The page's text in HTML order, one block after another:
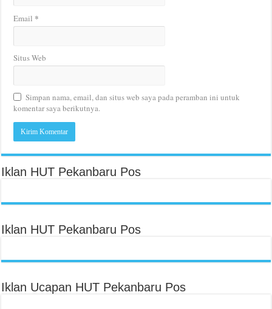
Email *
Situs Web
Simpan nama, email, dan situs web saya pada peramban ini untuk
komentar saya berikutnya.
Iklan HUT Pekanbaru Pos
Iklan HUT Pekanbaru Pos
Iklan Ucapan HUT Pekanbaru Pos